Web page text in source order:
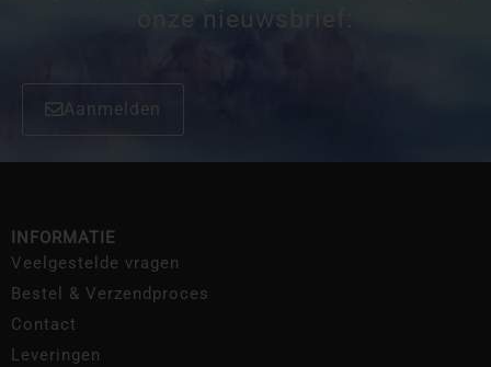
onze nieuwsbrief:
Aanmelden
INFORMATIE
Veelgestelde vragen
Bestel & Verzendproces
Contact
Leveringen